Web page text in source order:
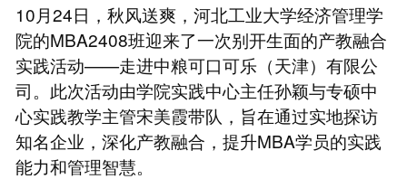
10月24日，秋风送爽，河北工业大学经济管理学
院的MBA2408班迎来了一次别开生面的产教融合
实践活动——走进中粮可口可乐（天津）有限公
司。此次活动由学院实践中心主任孙颖与专硕中
心实践教学主管宋美霞带队，旨在通过实地探访
知名企业，深化产教融合，提升MBA学员的实践
能力和管理智慧。